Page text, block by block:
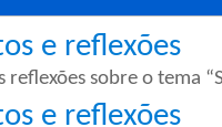
e reflexões
reflexões sobre o tema
e reflexões